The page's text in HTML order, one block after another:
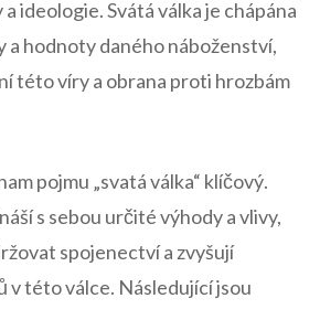
‌ideologie. Svátá válka je chápána
a hodnoty daného náboženství,
této víry a obrana proti hrozbám
pojmu​ „svatá válka“ klíčový.
s sebou ⁤určité výhody a vlivy,
spojenectví a zvyšují
v této⁣ válce. Následující jsou⁢